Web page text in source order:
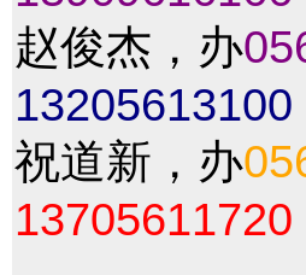
赵俊杰，办
13205613100
祝道新，办
13705611720